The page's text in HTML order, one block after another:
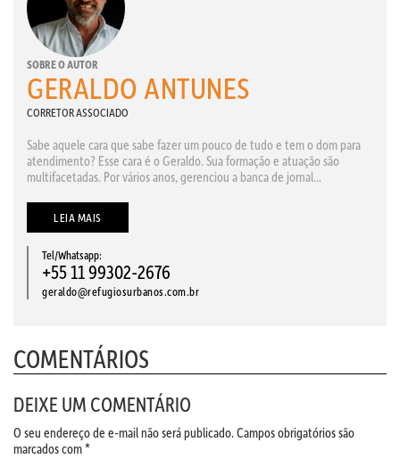
SOBRE O AUTOR
GERALDO ANTUNES
CORRETOR ASSOCIADO
Sabe aquele cara que sabe fazer um pouco de tudo e tem o dom para
atendimento? Esse cara é o Geraldo. Sua formação e atuação são
multifacetadas. Por vários anos, gerenciou a banca de jornal...
LEIA MAIS
Tel/Whatsapp:
+55 11 99302-2676
geraldo@refugiosurbanos.com.br
COMENTÁRIOS
DEIXE UM COMENTÁRIO
O seu endereço de e-mail não será publicado.Campos obrigatórios são
marcados com*